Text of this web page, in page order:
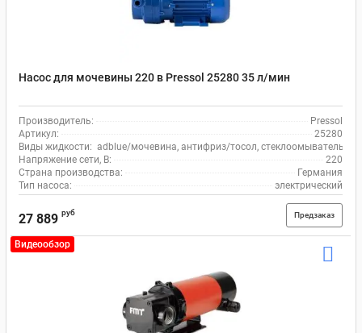
Насос для мочевины 220 в Pressol 25280 35 л/мин
Производитель:
Pressol
Артикул:
25280
Виды жидкости: adblue/мочевина, антифриз/тосол, стеклоомыватель,
Напряжение сети, В:
220
Страна производства:
Германия
Тип насоса:
электрический
27 889 руб Предзаказ
Видеообзор